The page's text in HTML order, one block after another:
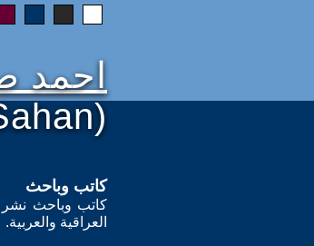
احمد
كاتب وباحث
كاتب وباحث نشر
العراقية والعربية.